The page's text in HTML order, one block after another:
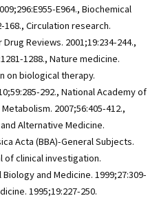
E964., Biochemical
168., Circulation research.
Reviews. 2001;19:234-244.,
1288., Nature medicine.
on biological therapy.
292., National Academy of
2007;56:405-412.,
Alternative Medicine.
Acta (BBA)-General Subjects.
of clinical investigation.
and Medicine. 1999;27:309-
1995;19:227-250.